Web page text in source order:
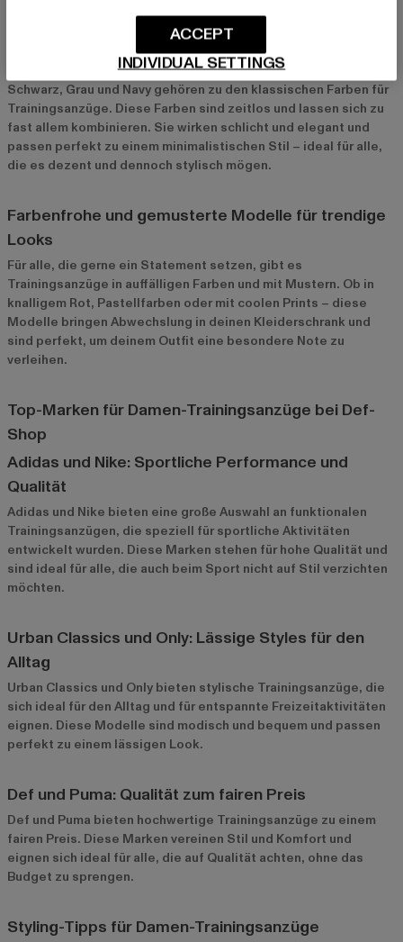
Beliebte Farben und Designs bei Damen-
Klassische Farben wie Schwarz, Grau und Navy
Schwarz, Grau und Navy gehören zu den klassischen Farben für
Trainingsanzüge. Diese Farben sind zeitlos und lassen sich zu
fast allem kombinieren. Sie wirken schlicht und elegant und
passen perfekt zu einem minimalistischen Stil – ideal für alle,
die es dezent und dennoch stylisch mögen.
Farbenfrohe und gemusterte Modelle für trendige
Looks
Für alle, die gerne ein Statement setzen, gibt es
Trainingsanzüge in auffälligen Farben und mit Mustern. Ob in
knalligem Rot, Pastellfarben oder mit coolen Prints – diese
Modelle bringen Abwechslung in deinen Kleiderschrank und
sind perfekt, um deinem Outfit eine besondere Note zu
verleihen.
Top-Marken für Damen-Trainingsanzüge bei Def-
Shop
Adidas und Nike: Sportliche Performance und
Qualität
Adidas und Nike bieten eine große Auswahl an funktionalen
Trainingsanzügen, die speziell für sportliche Aktivitäten
entwickelt wurden. Diese Marken stehen für hohe Qualität und
sind ideal für alle, die auch beim Sport nicht auf Stil verzichten
möchten.
Urban Classics und Only: Lässige Styles für den
Alltag
Urban Classics und Only bieten stylische Trainingsanzüge, die
sich ideal für den Alltag und für entspannte Freizeitaktivitäten
eignen. Diese Modelle sind modisch und bequem und passen
perfekt zu einem lässigen Look.
Def und Puma: Qualität zum fairen Preis
Def und Puma bieten hochwertige Trainingsanzüge zu einem
fairen Preis. Diese Marken vereinen Stil und Komfort und
eignen sich ideal für alle, die auf Qualität achten, ohne das
Budget zu sprengen.
Styling-Tipps für Damen-Trainingsanzüge
INDIVIDUAL SETTINGS
ACCEPT